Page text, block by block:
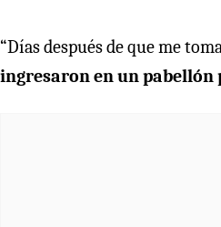
“Días después de que me
ingresaron en un pabellón